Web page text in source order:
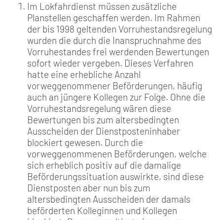
Im Lokfahrdienst müssen zusätzliche
Planstellen geschaffen werden. Im Rahmen
der bis 1998 geltenden Vorruhestandsregelung
wurden die durch die Inanspruchnahme des
Vorruhestandes frei werdenden Bewertungen
sofort wieder vergeben. Dieses Verfahren
hatte eine erhebliche Anzahl
vorweggenommener Beförderungen, häufig
auch an jüngere Kollegen zur Folge. Ohne die
Vorruhestandsregelung wären diese
Bewertungen bis zum altersbedingten
Ausscheiden der Dienstposteninhaber
blockiert gewesen. Durch die
vorweggenommenen Beförderungen, welche
sich erheblich positiv auf die damalige
Beförderungssituation auswirkte, sind diese
Dienstposten aber nun bis zum
altersbedingten Ausscheiden der damals
beförderten Kolleginnen und Kollegen